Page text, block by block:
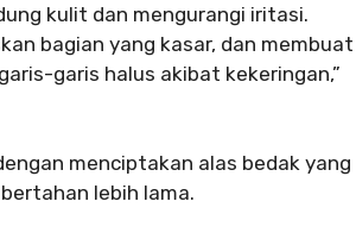
kulit dan mengurangi iritasi.
bagian yang kasar, dan membuat
garis halus akibat kekeringan,”
menciptakan alas bedak yang
lebih lama.